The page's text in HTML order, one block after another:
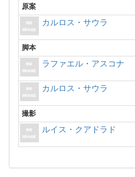
原案
カルロス・サウラ
脚本
ラファエル・アスコナ
カルロス・サウラ
撮影
ルイス・クアドラド